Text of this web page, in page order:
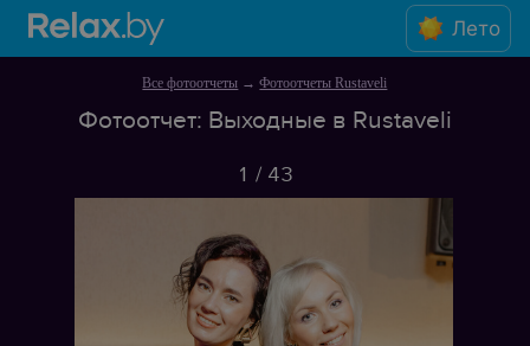
Лето
Все фотоотчеты →Фотоотчеты Rustaveli
Фотоотчет: Выходные в Rustaveli
1 / 43